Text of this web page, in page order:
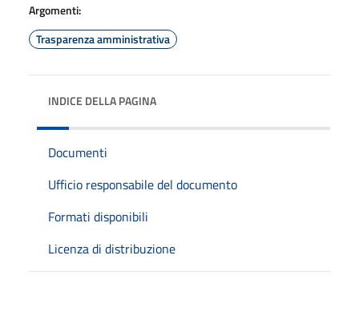
Argomenti:
Trasparenza amministrativa
INDICE DELLA PAGINA
Documenti
Ufficio responsabile del documento
Formati disponibili
Licenza di distribuzione